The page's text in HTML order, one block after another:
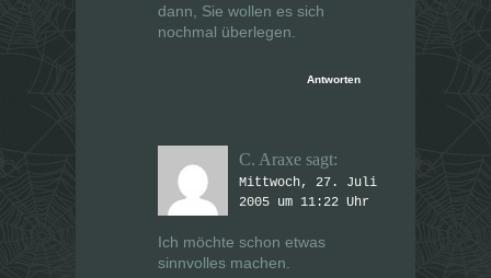
dann, Sie wollen es sich
nochmal überlegen.
Antworten
C. Araxe sagt:
Mittwoch, 27. Juli
2005 um 11:22 Uhr
Ich möchte schon etwas
sinnvolles machen.